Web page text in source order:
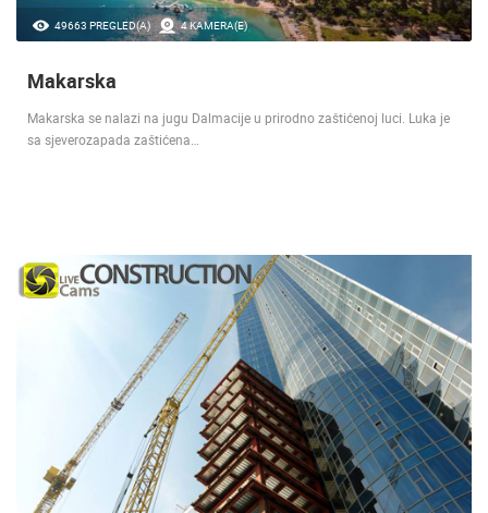
49663 PREGLED(A) 4 KAMERA(E)
Makarska
Makarska se nalazi na jugu Dalmacije u prirodno zaštićenoj luci. Luka je
sa sjeverozapada zaštićena…